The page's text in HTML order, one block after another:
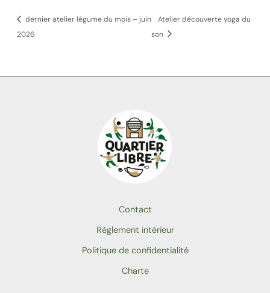
dernier atelier légume du mois – juin
2026
Atelier découverte yoga du
son
Contact
Règlement intérieur
Politique de confidentialité
Charte